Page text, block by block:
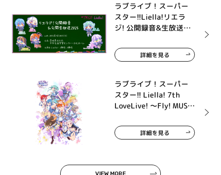
ラブライブ！スーパー
スター!!Liella!リエラ
ジ! 公開録音&生放送
詳細を見る
ラブライブ！スーパー
スター!! Liella! 7th
LoveLive! ～Fly! MUSIC
詳細を見る
VIEW MORE